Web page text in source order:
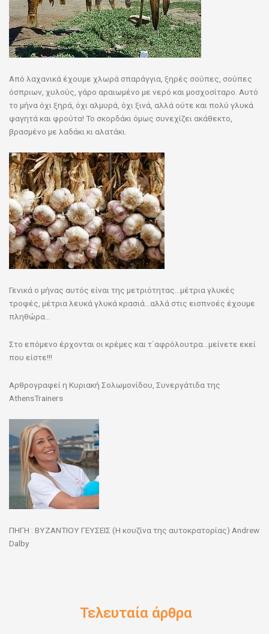
Από λαχανικά έχουμε χλωρά σπαράγγια, ξηρές σούπες, σούπες
όσπριων, χυλούς, γάρο αραιωμένο με νερό και μοσχοσίταρο. Αυτό
το μήνα όχι ξηρά, όχι αλμυρά, όχι ξινά, αλλά ούτε και πολύ γλυκά
φαγητά και φρούτα! Το σκορδάκι όμως συνεχίζει ακάθεκτο,
βρασμένο με λαδάκι κι αλατάκι.
Γενικά ο μήνας αυτός είναι της μετριότητας…μέτρια γλυκές
τροφές, μέτρια λευκά γλυκά κρασιά…αλλά στις εισπνοές έχουμε
πληθώρα…
Στο επόμενο έρχονται οι κρέμες και τ΄αφρόλουτρα…μείνετε εκεί
που είστε!!!
Αρθρογραφεί η Κυριακή Σολωμονίδου, Συνεργάτιδα της
AthensTrainers
ΠΗΓΗ : ΒΥΖΑΝΤΙΟΥ ΓΕΥΣΕΙΣ (Η κουζίνα της αυτοκρατορίας) Andrew
Dalby
Τελευταία άρθρα